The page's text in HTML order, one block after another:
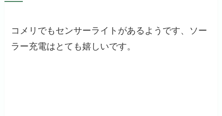
コメリでもセンサーライトがあるようです、ソー
ラー充電はとても嬉しいです。